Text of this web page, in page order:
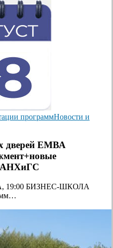
программНовости и
дверей ЕМВА
19:00 БИЗНЕС-ШКОЛА